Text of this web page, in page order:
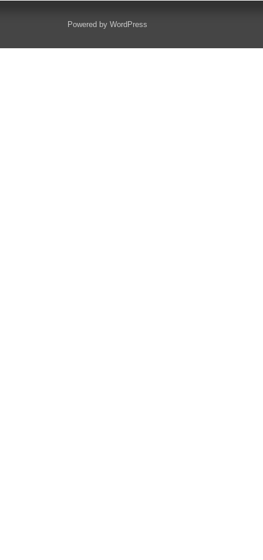
Powered by WordPress